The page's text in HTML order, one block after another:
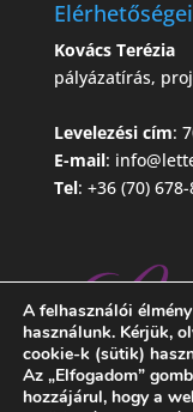
Kovács Terézia
pályázatírás,
Levelezési cím:
E-mail:
Tel: +36 (70)
A felhasználói
használunk. Kérjük,
cookie-k (sütik)
Az „Elfogadom”
hozzájárul, hogy a